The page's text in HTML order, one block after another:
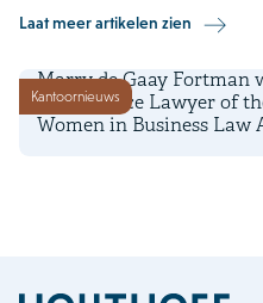
Laat meer artikelen zien
Kantoornieuws
Marry de Gaay Fortman
Governance Lawyer of
Women in Business Law